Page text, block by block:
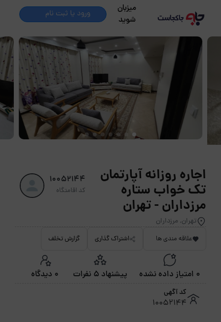
میزبان
شوید
ورود یا ثبت نام
اجاره روزانه آپارتمان
تک خواب ستاره
مرزداران - تهران
تهران, مرزداران
10052144
کد اقامتگاه
علاقه مندی ها اشتراک گذاری گزارش تخلف
0 امتیاز داده نشده پیشنهاد 5 نفرات 0 دیدگاه
کد آگهی
10052144